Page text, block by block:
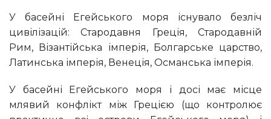
У басейні Егейського моря існувало безліч
цивілізацій: Стародавня Греція, Стародавній
Рим, Візантійська імперія, Болгарське царство,
Латинська імперія, Венеція, Османська імперія.
У басейні Егейського моря і досі має місце
млявий конфлікт між Грецією (що контролює